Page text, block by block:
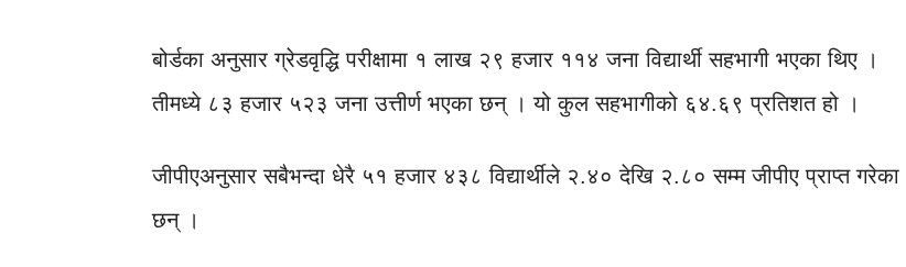
बोर्डका अनुसार ग्रेडवृद्धि परीक्षामा १ लाख २९ हजार ११४ जना विद्यार्थी सहभागी भएका थिए ।
तीमध्ये ८३ हजार ५२३ जना उत्तीर्ण भएका छन् । यो कुल सहभागीको ६४.६९ प्रतिशत हो ।
जीपीएअनुसार सबैभन्दा धेरै ५१ हजार ४३८ विद्यार्थीले २.४० देखि २.८० सम्म जीपीए प्राप्त गरेका
छन् ।